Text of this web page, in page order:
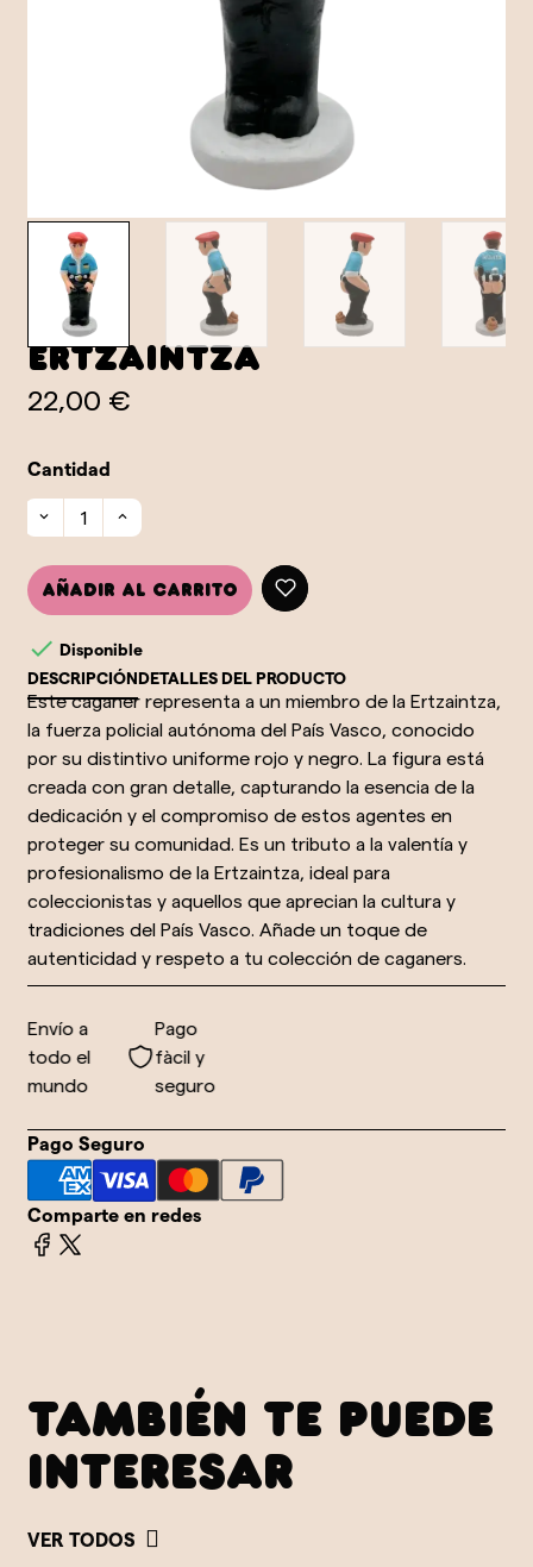
Ertzaintza
22,00 €
Cantidad
Añadir al carrito
 Disponible
DESCRIPCIÓNDETALLES DEL PRODUCTO
Este caganer representa a un miembro de la Ertzaintza,
la fuerza policial autónoma del País Vasco, conocido
por su distintivo uniforme rojo y negro. La figura está
creada con gran detalle, capturando la esencia de la
dedicación y el compromiso de estos agentes en
proteger su comunidad. Es un tributo a la valentía y
profesionalismo de la Ertzaintza, ideal para
coleccionistas y aquellos que aprecian la cultura y
tradiciones del País Vasco. Añade un toque de
autenticidad y respeto a tu colección de caganers.
Envío a
todo el
mundo
Pago
fàcil y
seguro
Pago Seguro
Comparte en redes
TAMBIÉN TE PUEDE
INTERESAR
VER TODOS